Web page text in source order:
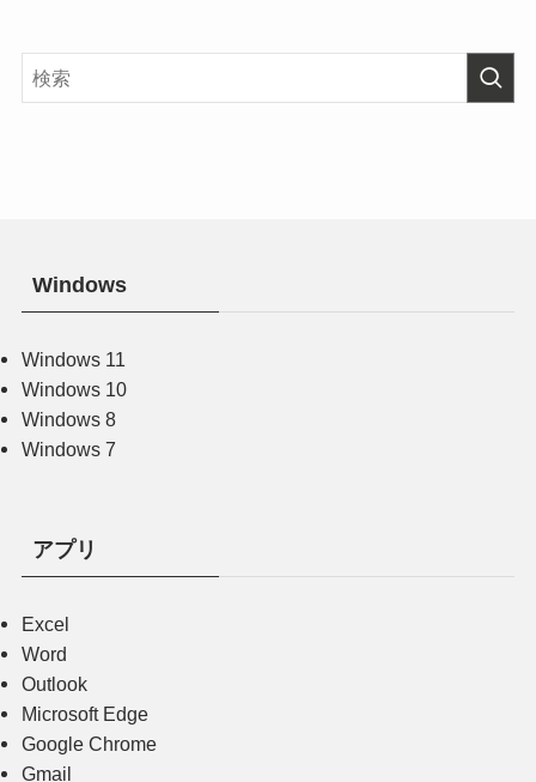
Windows
Windows 11
Windows 10
Windows 8
Windows 7
アプリ
Excel
Word
Outlook
Microsoft Edge
Google Chrome
Gmail